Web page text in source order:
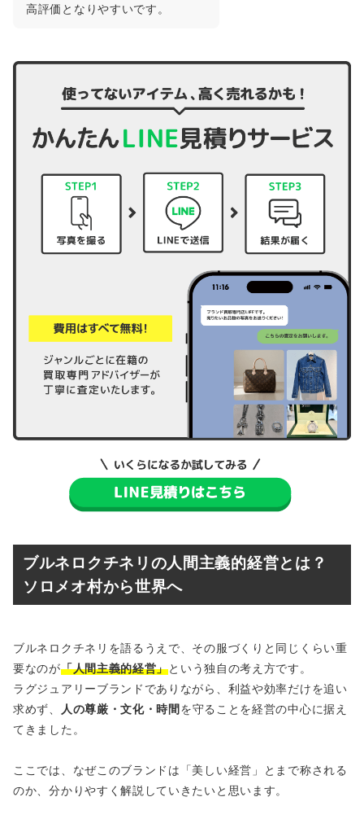
高評価となりやすいです。
ブルネロクチネリの人間主義的経営とは？
ソロメオ村から世界へ
ブルネロクチネリを語るうえで、その服づくりと同じくらい重
要なのが「人間主義的経営」という独自の考え方です。
ラグジュアリーブランドでありながら、利益や効率だけを追い
求めず、
人の尊厳・文化・時間を守ることを経営の中心に据え
てきました。
ここでは、なぜこのブランドは「美しい経営」とまで称される
のか、分かりやすく解説していきたいと思います。